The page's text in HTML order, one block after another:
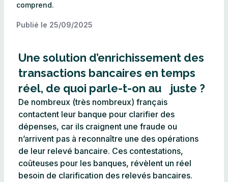
comprend.
Publié le 25/09/2025
Une solution d’enrichissement des
transactions bancaires en temps
réel, de quoi parle-t-on au juste ?​
De nombreux (très nombreux) français
contactent leur banque pour clarifier des
dépenses, car ils craignent une fraude ou
n’arrivent pas à reconnaître une des opérations
de leur relevé bancaire. Ces contestations,
coûteuses pour les banques, révèlent un réel
besoin de clarification des relevés bancaires.